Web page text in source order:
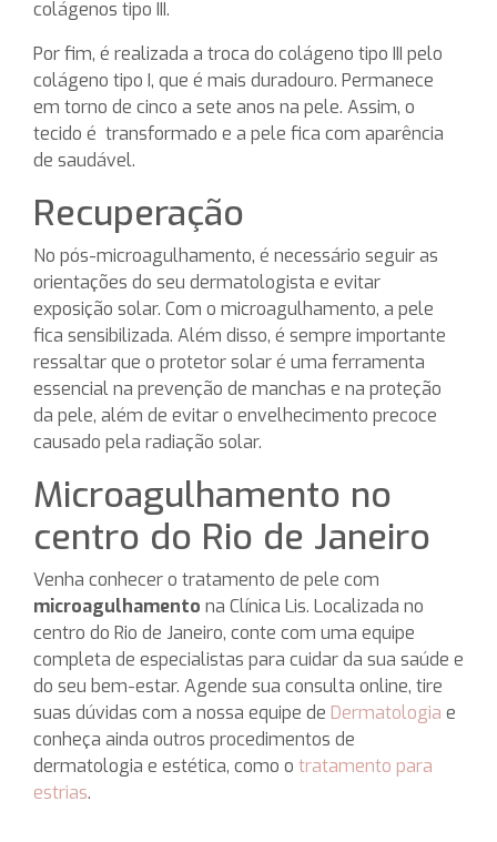
colágenos tipo III.
Por fim, é realizada a troca do colágeno tipo III pelo
colágeno tipo I, que é mais duradouro. Permanece
em torno de cinco a sete anos na pele. Assim, o
tecido é transformado e a pele fica com aparência
de saudável.
Recuperação
No pós-microagulhamento, é necessário seguir as
orientações do seu dermatologista e evitar
exposição solar. Com o microagulhamento, a pele
fica sensibilizada. Além disso, é sempre importante
ressaltar que o protetor solar é uma ferramenta
essencial na prevenção de manchas e na proteção
da pele, além de evitar o envelhecimento precoce
causado pela radiação solar.
Microagulhamento no
centro do Rio de Janeiro
Venha conhecer o tratamento de pele com
microagulhamento na Clínica Lis. Localizada no
centro do Rio de Janeiro, conte com uma equipe
completa de especialistas para cuidar da sua saúde e
do seu bem-estar. Agende sua consulta online, tire
suas dúvidas com a nossa equipe de Dermatologia e
conheça ainda outros procedimentos de
dermatologia e estética, como o tratamento para
estrias.